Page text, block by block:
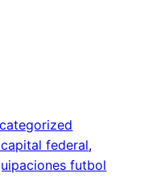
federal
futbol